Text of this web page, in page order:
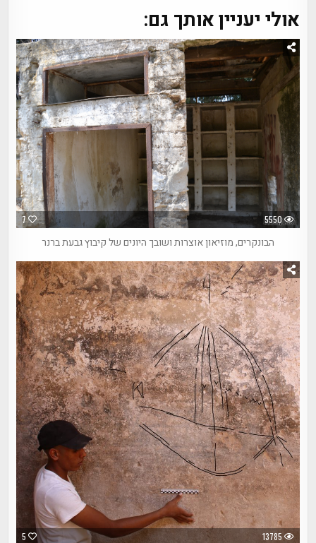
אולי יעניין אותך גם:
7 5550
הבונקרים, מוזיאון אוצרות ושובך היונים של קיבוץ גבעת ברנר
5 13785